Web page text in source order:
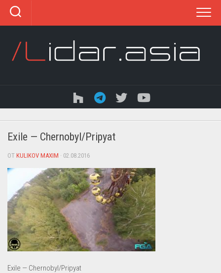
Перейти
содержанию
Exile — Chernobyl/Pripyat
ОТ KULIKOV MAXIM · 02.08.2016
Exile — Chernobyl/Pripyat